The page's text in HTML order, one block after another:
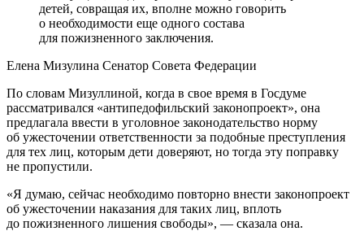
детей, совращая их, вполне можно говорить
о необходимости еще одного состава
для пожизненного заключения.
Елена Мизулина Сенатор Совета Федерации
По словам Мизуллиной, когда в свое время в Госдуме
рассматривался «антипедофильский законопроект», она
предлагала ввести в уголовное законодательство норму
об ужесточении ответственности за подобные преступления
для тех лиц, которым дети доверяют, но тогда эту поправку
не пропустили.
«Я думаю, сейчас необходимо повторно внести законопроект
об ужесточении наказания для таких лиц, вплоть
до пожизненного лишения свободы», — сказала она.